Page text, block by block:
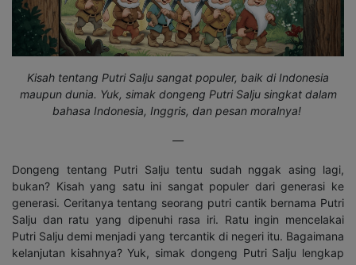
Kisah tentang Putri Salju sangat populer, baik di Indonesia
maupun dunia. Yuk, simak dongeng Putri Salju singkat dalam
bahasa Indonesia, Inggris, dan pesan moralnya!
—
Dongeng tentang Putri Salju tentu sudah nggak asing lagi,
bukan? Kisah yang satu ini sangat populer dari generasi ke
generasi. Ceritanya tentang seorang putri cantik bernama Putri
Salju dan ratu yang dipenuhi rasa iri. Ratu ingin mencelakai
Putri Salju demi menjadi yang tercantik di negeri itu. Bagaimana
kelanjutan kisahnya? Yuk, simak dongeng Putri Salju lengkap